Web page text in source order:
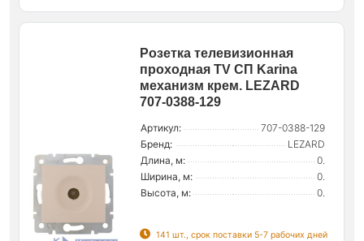
Розетка телевизионная
проходная TV СП Karina
механизм крем. LEZARD
707-0388-129
Артикул:
707-0388-129
Бренд:
LEZARD
Длина, м:
0.
Ширина, м:
0.
Высота, м:
0.
141 шт., срок поставки 5-7 рабочих дней